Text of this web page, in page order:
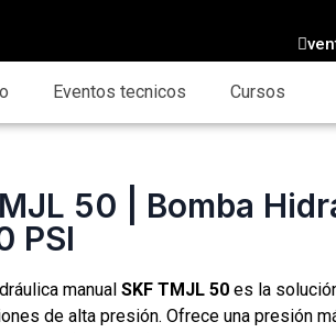
Eventos tecnicos Cursos
50 | Bomba
PSI
manual SKF TMJL 50 es la
de alta presión. Ofrece una presión